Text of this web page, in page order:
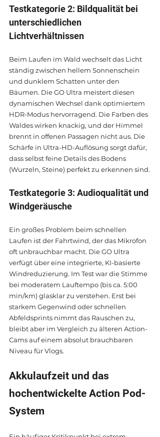
Testkategorie 2: Bildqualität bei
unterschiedlichen
Lichtverhältnissen
Beim Laufen im Wald wechselt das Licht
ständig zwischen hellem Sonnenschein
und dunklem Schatten unter den
Bäumen. Die GO Ultra meistert diesen
dynamischen Wechsel dank optimiertem
HDR-Modus hervorragend. Die Farben des
Waldes wirken knackig, und der Himmel
brennt in offenen Passagen nicht aus. Die
Schärfe in Ultra-HD-Auflösung sorgt dafür,
dass selbst feine Details des Bodens
(Wurzeln, Steine) perfekt zu erkennen sind.
Testkategorie 3: Audioqualität und
Windgeräusche
Ein großes Problem beim schnellen
Laufen ist der Fahrtwind, der das Mikrofon
oft unbrauchbar macht. Die GO Ultra
verfügt über eine integrierte, KI-basierte
Windreduzierung. Im Test war die Stimme
bei moderatem Lauftempo (bis ca. 5:00
min/km) glasklar zu verstehen. Erst bei
starkem Gegenwind oder schnellen
Abfeldsprints nimmt das Rauschen zu,
bleibt aber im Vergleich zu älteren Action-
Cams auf einem absolut brauchbaren
Niveau für Vlogs.
Akkulaufzeit und das
hochentwickelte Action Pod-
System